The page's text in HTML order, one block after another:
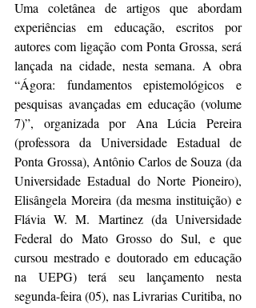
Uma coletânea de artigos que abordam
experiências em educação, escritos por
autores com ligação com Ponta Grossa, será
lançada na cidade, nesta semana. A obra
“Ágora: fundamentos epistemológicos e
pesquisas avançadas em educação (volume
7)”, organizada por Ana Lúcia Pereira
(professora da Universidade Estadual de
Ponta Grossa), Antônio Carlos de Souza (da
Universidade Estadual do Norte Pioneiro),
Elisângela Moreira (da mesma instituição) e
Flávia W. M. Martinez (da Universidade
Federal do Mato Grosso do Sul, e que
cursou mestrado e doutorado em educação
na UEPG) terá seu lançamento nesta
segunda-feira (05), nas Livrarias Curitiba, no